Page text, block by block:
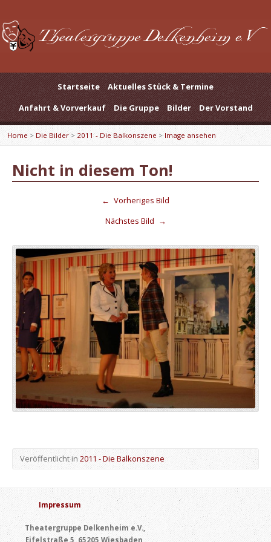
Startseite
Aktuelles Stück & Termine
Anfahrt & Vorverkauf
Die Gruppe Bilder Der Vorstand
Home > Die Bilder> 2011 - Die Balkonszene >Image ansehen
Nicht in diesem Ton!
← Vorheriges Bild
Nächstes Bild →
Veröffentlicht in2011 - Die Balkonszene
Impressum
Theatergruppe Delkenheim e.V.,
Eifelstraße 5, 65205 Wiesbaden,